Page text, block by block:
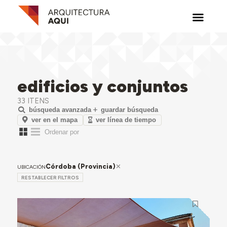
edificios y conjuntos
33 ITENS
búsqueda avanzada
guardar búsqueda
ver en el mapa
ver línea de tiempo
UBICACIÓNCórdoba (Provincia)
RESTABLECER FILTROS